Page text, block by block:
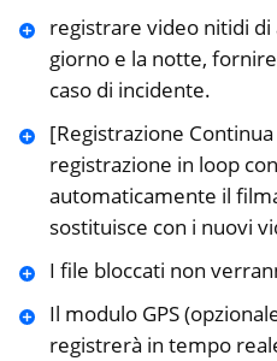
registrare video nitidi
giorno e la notte,
caso di incidente.
[Registrazione
registrazione in loop
automaticamente il
sostituisce con i nuovi
I file bloccati non
Il modulo GPS
registrerà in tempo